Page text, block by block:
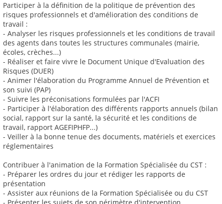
Participer à la définition de la politique de prévention des
risques professionnels et d'amélioration des conditions de
travail :
- Analyser les risques professionnels et les conditions de travail
des agents dans toutes les structures communales (mairie,
écoles, crèches...)
- Réaliser et faire vivre le Document Unique d'Evaluation des
Risques (DUER)
- Animer l'élaboration du Programme Annuel de Prévention et
son suivi (PAP)
- Suivre les préconisations formulées par l'ACFI
- Participer à l'élaboration des différents rapports annuels (bilan
social, rapport sur la santé, la sécurité et les conditions de
travail, rapport AGEFIPHFP...)
- Veiller à la bonne tenue des documents, matériels et exercices
réglementaires
Contribuer à l'animation de la Formation Spécialisée du CST :
- Préparer les ordres du jour et rédiger les rapports de
présentation
- Assister aux réunions de la Formation Spécialisée ou du CST